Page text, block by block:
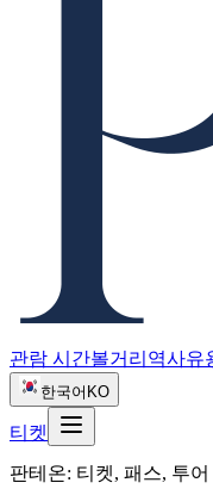
관람 시간볼거리 역사유
한국어 KO
티켓
판테온: 티켓, 패스, 투어